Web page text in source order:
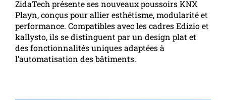
ZidaTech présente ses nouveaux poussoirs KNX
Playn, conçus pour allier esthétisme, modularité et
performance. Compatibles avec les cadres Edizio et
kallysto, ils se distinguent par un design plat et
des fonctionnalités uniques adaptées à
l’automatisation des bâtiments.